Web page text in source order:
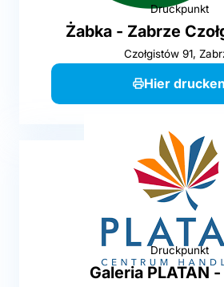
Druckpunkt
Żabka - Zabrze
Czołgistów 91,
Hier drucken
Druckpunkt
Galeria PLATAN